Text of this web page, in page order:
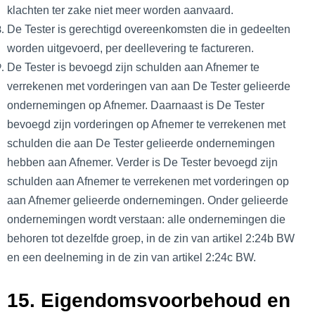
klachten ter zake niet meer worden aanvaard.
De Tester is gerechtigd overeenkomsten die in gedeelten
worden uitgevoerd, per deellevering te factureren.
De Tester is bevoegd zijn schulden aan Afnemer te
verrekenen met vorderingen van aan De Tester gelieerde
ondernemingen op Afnemer. Daarnaast is De Tester
bevoegd zijn vorderingen op Afnemer te verrekenen met
schulden die aan De Tester gelieerde ondernemingen
hebben aan Afnemer. Verder is De Tester bevoegd zijn
schulden aan Afnemer te verrekenen met vorderingen op
aan Afnemer gelieerde ondernemingen. Onder gelieerde
ondernemingen wordt verstaan: alle ondernemingen die
behoren tot dezelfde groep, in de zin van artikel 2:24b BW
en een deelneming in de zin van artikel 2:24c BW.
15. Eigendomsvoorbehoud en